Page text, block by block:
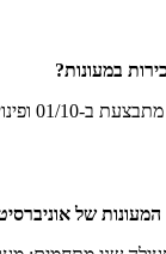
במעונות?
הכניסה
של